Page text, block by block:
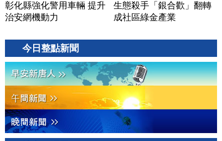
彰化縣強化警用車輛 提升
治安網機動力
生態殺手「銀合歡」翻轉
成社區綠金產業
今日整點新聞